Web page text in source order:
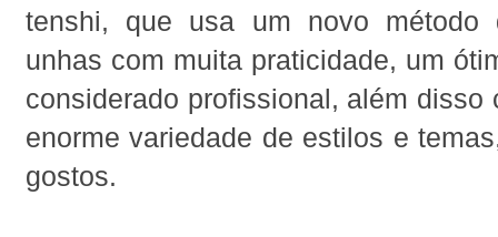
tenshi, que usa um novo método
unhas com muita praticidade, um
considerado profissional, além disso
enorme variedade de estilos e
gostos.